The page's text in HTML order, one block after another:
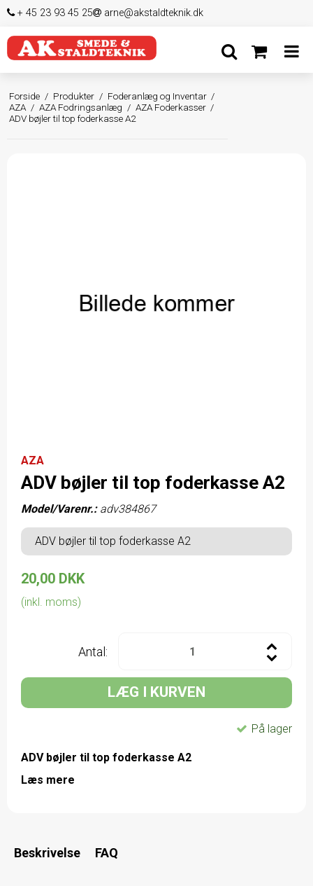
+ 45 23 93 45 25 arne@akstaldteknik.dk
Forside / Produkter / Foderanlæg og Inventar /
AZA / AZA Fodringsanlæg / AZA Foderkasser /
ADV bøjler til top foderkasse A2
AZA
ADV bøjler til top foderkasse A2
Model/Varenr.: adv384867
ADV bøjler til top foderkasse A2
20,00 DKK
(inkl. moms)
Antal:
LÆG I KURVEN
På lager
ADV bøjler til top foderkasse A2
Læs mere
Beskrivelse FAQ